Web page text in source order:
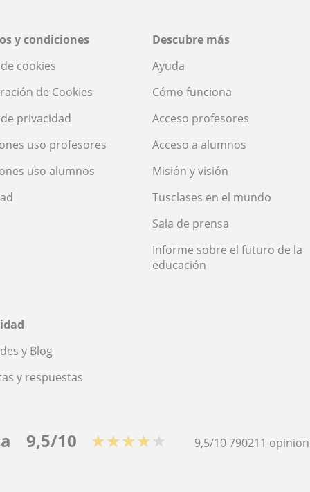
y condiciones
cookies
de Cookies
privacidad
uso profesores
uso alumnos
Descubre más
Ayuda
Cómo funciona
Acceso profesores
Acceso a alumnos
Misión y visión
Tusclases en el mundo
Sala de prensa
Informe sobre el futuro de la
educación
y Blog
y respuestas
9,5/10 ★★★★★ 9,5/10790211